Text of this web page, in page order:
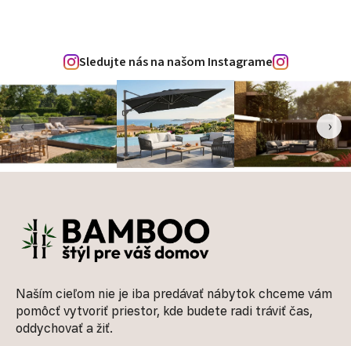
Sledujte nás na našom Instagrame
‹ ›
Naším cieľom nie je iba predávať nábytok chceme vám
pomôcť vytvoriť priestor, kde budete radi tráviť čas,
oddychovať a žiť.